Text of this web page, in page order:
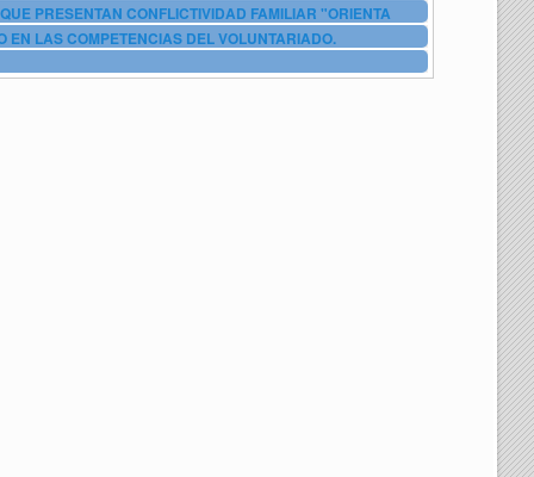
PRESENTAN CONFLICTIVIDAD FAMILIAR "ORIENTA
LAS COMPETENCIAS DEL VOLUNTARIADO.